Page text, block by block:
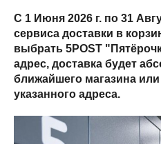
С 1 Июня 2026 г. по 31
сервиса доставки в
выбрать 5POST
адрес, доставка будет
ближайшего магазина или
указанного адреса.